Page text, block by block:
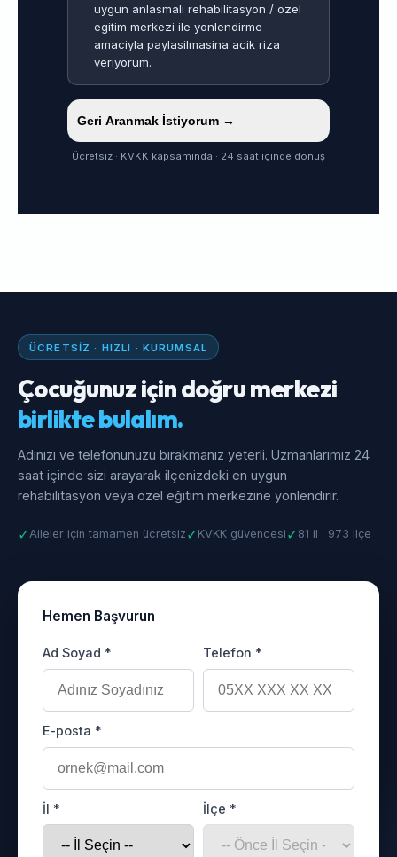
uygun anlasmali rehabilitasyon / ozel
egitim merkezi ile yonlendirme
amaciyla paylasilmasina acik riza
veriyorum.
Geri Aranmak İstiyorum →
Ücretsiz · KVKK kapsamında · 24 saat içinde dönüş
ÜCRETSIZ · HIZLI · KURUMSAL
Çocuğunuz için doğru merkezi
birlikte bulalım.
Adınızı ve telefonunuzu bırakmanız yeterli. Uzmanlarımız 24
saat içinde sizi arayarak ilçenizdeki en uygun
rehabilitasyon veya özel eğitim merkezine yönlendirir.
✓Aileler için tamamen ücretsiz ✓ KVKK güvencesi ✓ 81 il · 973 ilçe
Hemen Başvurun
Ad Soyad * Telefon *
E-posta *
İl * İlçe *